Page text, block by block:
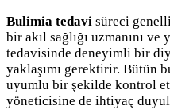
Bulimia tedavi süreci
bir akıl sağlığı uzmanını
tedavisinde deneyimli bir
yaklaşımı gerektirir. Bütün
uyumlu bir şekilde kontrol
yöneticisine de ihtiyaç